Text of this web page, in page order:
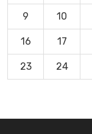
9 10
16 17
23 24